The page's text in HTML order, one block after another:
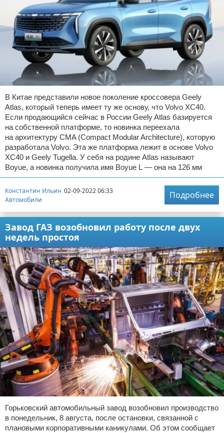
В Китае представили новое поколение кроссовера Geely
Atlas, который теперь имеет ту же основу, что Volvo XC40.
Если продающийся сейчас в России Geely Atlas базируется
на собственной платформе, то новинка переехала
на архитектуру CMA (Compact Modular Architecture), которую
разработала Volvo. Эта же платформа лежит в основе Volvo
XC40 и Geely Tugella. У себя на родине Atlas называют
Boyue, а новинка получила имя Boyue L — она на 126 мм
Константин Ильин 02-09-2022 06:33
Автомобили
Подробнее
Завод ГАЗ возобновил работу после двух
недель простоя
Горьковский автомобильный завод возобновил производство
в понедельник, 8 августа, после остановки, связанной с
плановыми корпоративными каникулами. Об этом сообщает